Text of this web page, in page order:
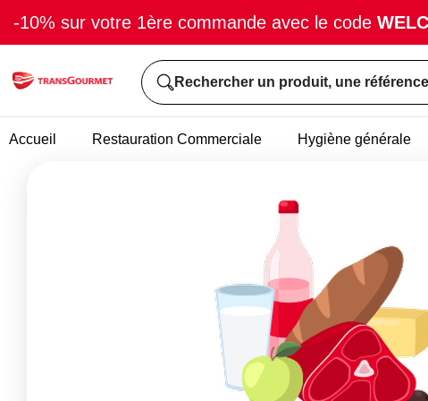
-10% sur votre 1ère commande avec le code
Rechercher un produit, une
Accueil Restauration Commerciale Hygiène générale